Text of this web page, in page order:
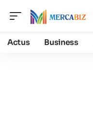
Actus Business